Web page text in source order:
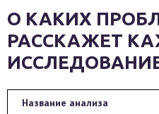
О КАКИХ
РАССКАЖЕТ
Название анализа